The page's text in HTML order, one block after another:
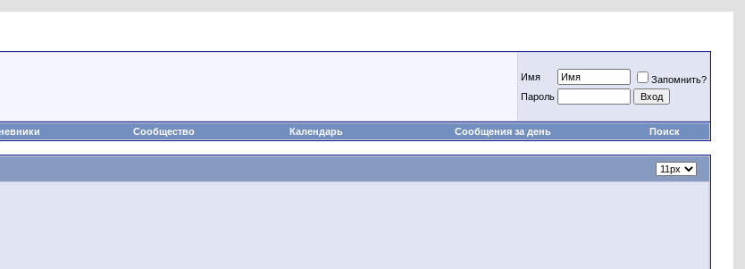
Имя
Запомнить?
Пароль
Сообщество Календарь Сообщения за день Поиск